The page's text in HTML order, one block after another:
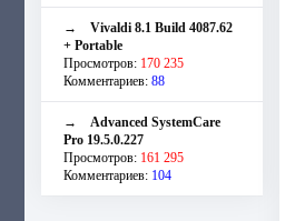
→ Vivaldi 8.1 Build 4087.62
+ Portable
Просмотров: 170 235
Комментариев: 88
→ Advanced SystemCare
Pro 19.5.0.227
Просмотров: 161 295
Комментариев: 104